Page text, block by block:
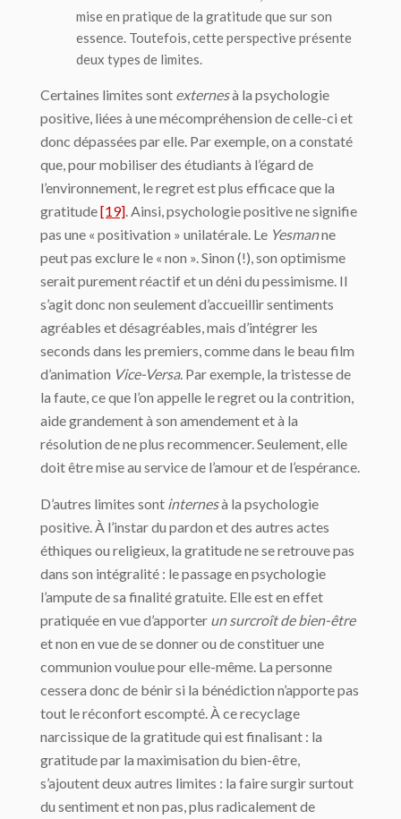
mise en pratique de la gratitude que sur son
essence. Toutefois, cette perspective présente
deux types de limites.
Certaines limites sont externesà la psychologie
positive, liées à une mécompréhension de celle-ci et
donc dépassées par elle. Par exemple, on a constaté
que, pour mobiliser des étudiants à l’égard de
l’environnement, le regret est plus efficace que la
gratitude[19] . Ainsi, psychologie positive ne signifie
pas une « positivation » unilatérale. Le Yesmanne
peut pas exclure le « non ». Sinon (!), son optimisme
serait purement réactif et un déni du pessimisme. Il
s’agit donc non seulement d’accueillir sentiments
agréables et désagréables, mais d’intégrer les
seconds dans les premiers, comme dans le beau film
d’animation Vice-Versa. Par exemple, la tristesse de
la faute, ce que l’on appelle le regret ou la contrition,
aide grandement à son amendement et à la
résolution de ne plus recommencer. Seulement, elle
doit être mise au service de l’amour et de l’espérance.
D’autres limites sont internesà la psychologie
positive. À l’instar du pardon et des autres actes
éthiques ou religieux, la gratitude ne se retrouve pas
dans son intégralité : le passage en psychologie
l’ampute de sa finalité gratuite. Elle est en effet
pratiquée en vue d’apporter un surcroît de bien-être
et non en vue de se donner ou de constituer une
communion voulue pour elle-même. La personne
cessera donc de bénir si la bénédiction n’apporte pas
tout le réconfort escompté. À ce recyclage
narcissique de la gratitude qui est finalisant : la
gratitude par la maximisation du bien-être,
s’ajoutent deux autres limites : la faire surgir surtout
du sentiment et non pas, plus radicalement de